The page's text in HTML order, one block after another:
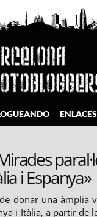
ENLACES
i Espanya»
donar una àmplia
i Itàlia, a partir de